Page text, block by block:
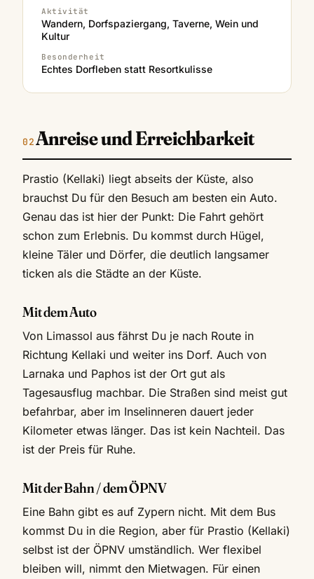
Aktivität
Wandern, Dorfspaziergang, Taverne, Wein und
Kultur
Besonderheit
Echtes Dorfleben statt Resortkulisse
Anreise und Erreichbarkeit
Prastio (Kellaki) liegt abseits der Küste, also
brauchst Du für den Besuch am besten ein Auto.
Genau das ist hier der Punkt: Die Fahrt gehört
schon zum Erlebnis. Du kommst durch Hügel,
kleine Täler und Dörfer, die deutlich langsamer
ticken als die Städte an der Küste.
Mit dem Auto
Von Limassol aus fährst Du je nach Route in
Richtung Kellaki und weiter ins Dorf. Auch von
Larnaka und Paphos ist der Ort gut als
Tagesausflug machbar. Die Straßen sind meist gut
befahrbar, aber im Inselinneren dauert jeder
Kilometer etwas länger. Das ist kein Nachteil. Das
ist der Preis für Ruhe.
Mit der Bahn / dem ÖPNV
Eine Bahn gibt es auf Zypern nicht. Mit dem Bus
kommst Du in die Region, aber für Prastio (Kellaki)
selbst ist der ÖPNV umständlich. Wer flexibel
bleiben will, nimmt den Mietwagen. Für einen